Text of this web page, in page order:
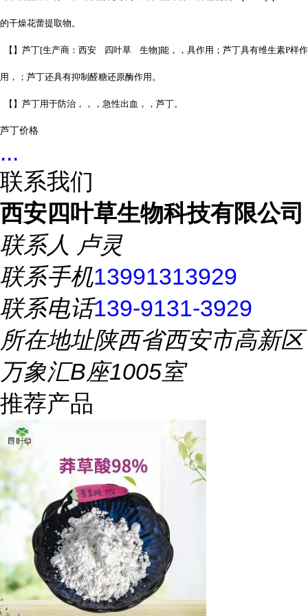
的干燥花蕾提取物。
【】芦丁[生产商：西安 四叶草 生物]能，，具作用；芦丁具有维生素P样作
用，；芦丁还具有抑制醛糖还原酶作用。
【】芦丁用于防治，，，急性出血，，芦丁。
芦丁价格
...
联系我们
西安四叶草生物科技有限公司
联系人 卢灵
联系手机13991313929
联系电话139-9131-3929
所在地址陕西省西安市高新区
万象汇B座1005室
推荐产品